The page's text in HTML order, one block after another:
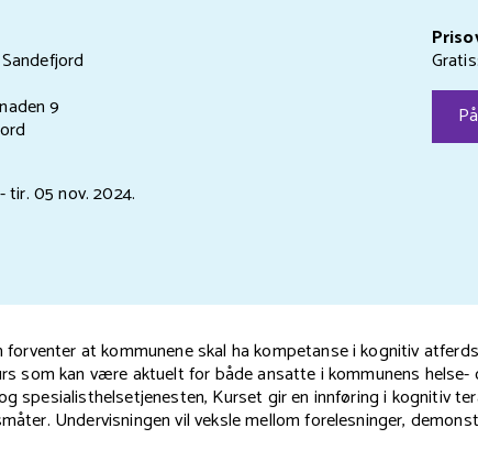
9
- tir. 05 nov.2024.
forventer at kommunene skal ha kompetanse i kognitiv
som kan være aktuelt for både ansatte i kommunens helse-
spesialisthelsetjenesten, Kurset gir en innføring i kognitiv
Undervisningen vil veksle mellom forelesninger,